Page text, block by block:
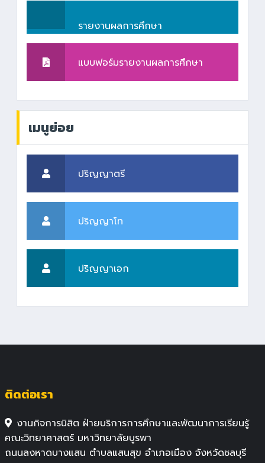
รายงานผลการศึกษา
แบบฟอร์มรายงานผลการศึกษา
เมนูย่อย
ปริญญาตรี
ปริญญาโท
ปริญญาเอก
ติดต่อเรา
งานกิจการนิสิต ฝ่ายบริการการศึกษาและพัฒนาการเรียนรู้
คณะวิทยาศาสตร์ มหาวิทยาลัยบูรพา
ถนนลงหาดบางแสน ตำบลแสนสุข อำเภอเมือง จังหวัดชลบุรี